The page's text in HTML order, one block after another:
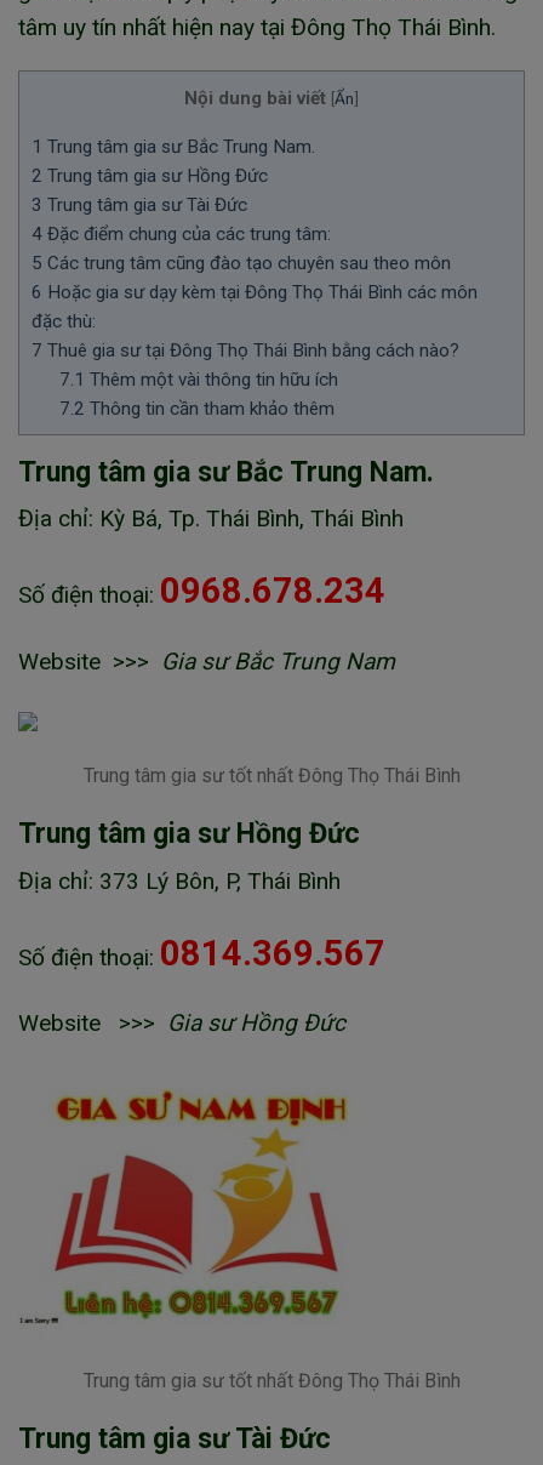
tâm uy tín nhất hiện nay tại Đông Thọ Thái Bình.
Nội dung bài viết [Ẩn]
1 Trung tâm gia sư Bắc Trung Nam.
2 Trung tâm gia sư Hồng Đức
3 Trung tâm gia sư Tài Đức
4 Đặc điểm chung của các trung tâm:
5 Các trung tâm cũng đào tạo chuyên sau theo môn
6 Hoặc gia sư dạy kèm tại Đông Thọ Thái Bình các môn
đặc thù:
7 Thuê gia sư tại Đông Thọ Thái Bình bằng cách nào?
7.1 Thêm một vài thông tin hữu ích
7.2 Thông tin cần tham khảo thêm
Trung tâm gia sư Bắc Trung Nam.
Địa chỉ: Kỳ Bá, Tp. Thái Bình, Thái Bình
Số điện thoại: 0968.678.234
Website >>> Gia sư Bắc Trung Nam
Trung tâm gia sư tốt nhất Đông Thọ Thái Bình
Trung tâm gia sư Hồng Đức
Địa chỉ: 373 Lý Bôn, P, Thái Bình
Số điện thoại: 0814.369.567
Website >>> Gia sư Hồng Đức
Trung tâm gia sư tốt nhất Đông Thọ Thái Bình
Trung tâm gia sư Tài Đức